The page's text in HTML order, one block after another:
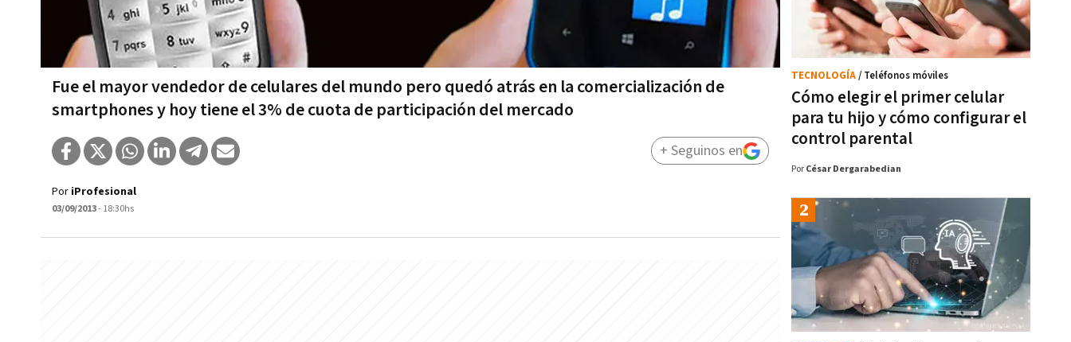
Fue el mayor vendedor de celulares del mundo pero quedó atrás en la comercialización de
smartphones y hoy tiene el 3% de cuota de participación del mercado
Por iProfesional
03/09/2013- 18:30hs
+ Seguinos en
Cómo elegir el primer celular
para tu hijo y cómo configurar el
control parental
TECNOLOGÍA/ Teléfonos móviles
Por César Dergarabedian